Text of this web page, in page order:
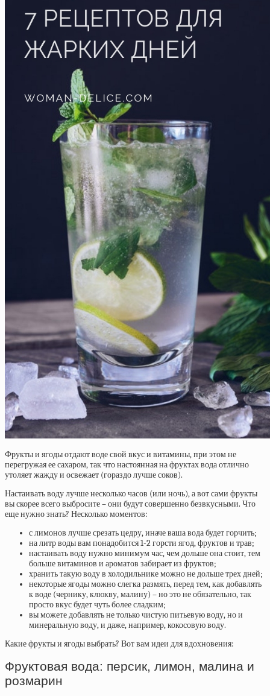
Фрукты и ягоды отдают воде свой вкус и витамины, при этом не
перегружая ее сахаром, так что настоянная на фруктах вода отлично
утоляет жажду и освежает (гораздо лучше соков).
Настаивать воду лучше несколько часов (или ночь), а вот сами фрукты
вы скорее всего выбросите – они будут совершенно безвкусными. Что
еще нужно знать? Несколько моментов:
с лимонов лучше срезать цедру, иначе ваша вода будет горчить;
на литр воды вам понадобится 1-2 горсти ягод, фруктов и трав;
настаивать воду нужно минимум час, чем дольше она стоит, тем
больше витаминов и ароматов забирает из фруктов;
хранить такую воду в холодильнике можно не дольше трех дней;
некоторые ягоды можно слегка размять, перед тем, как добавлять
к воде (чернику, клюкву, малину) – но это не обязательно, так
просто вкус будет чуть более сладким;
вы можете добавлять не только чистую питьевую воду, но и
минеральную воду, и даже, например, кокосовую воду.
Какие фрукты и ягоды выбрать? Вот вам идеи для вдохновения:
Фруктовая вода: персик, лимон, малина и
розмарин